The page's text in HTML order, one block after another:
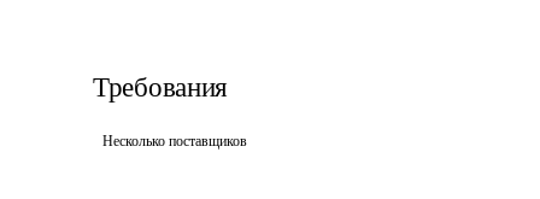
Требования
Несколько поставщиков